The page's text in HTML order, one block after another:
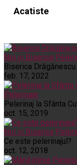
Acatiste
Noi și Biserica
Biserica
feb. 17, 2022
Pelerinaje
Pelerinaj la Sfânta
oct. 15, 2019
Noi și Biserica
Ce este pelerinajul?
oct. 12, 2018